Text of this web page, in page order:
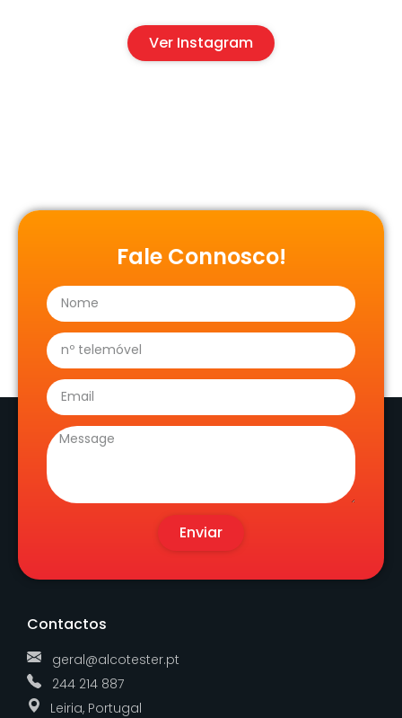
Ver Instagram
Fale Connosco!
Enviar
Contactos
geral@alcotester.pt
244 214 887
Leiria, Portugal